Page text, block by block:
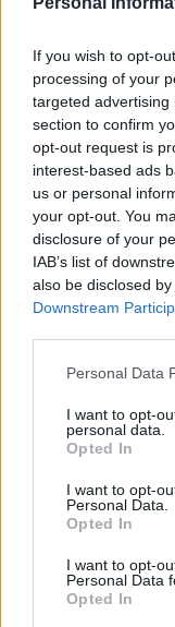
If you wish to opt-
processing of your
targeted
section to confirm
opt-out request is
interest-based ads
us or personal
your opt-out. You
disclosure of your
IAB’s list of
also be disclosed
Downstream
Personal Data
I want to opt-
personal data.
Opted In
I want to opt-
Personal Data.
Opted In
I want to opt-
Personal Data
Opted In
14.00 Naisten
Centerissä, liput myy
18.00 Suomi –
Sunnuntai
13.30 Tshekki –
14.00 Naisten
Centerissä, liput
17.30 Suomi – Ruotsi
Discovery+-palvelun